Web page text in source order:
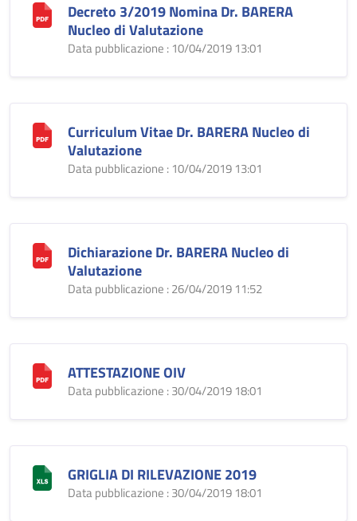
Decreto 3/2019 Nomina Dr. BARERA
Nucleo di Valutazione
Data pubblicazione : 10/04/2019 13:01
Curriculum Vitae Dr. BARERA Nucleo di
Valutazione
Data pubblicazione : 10/04/2019 13:01
Dichiarazione Dr. BARERA Nucleo di
Valutazione
Data pubblicazione : 26/04/2019 11:52
ATTESTAZIONE OIV
Data pubblicazione : 30/04/2019 18:01
GRIGLIA DI RILEVAZIONE 2019
Data pubblicazione : 30/04/2019 18:01